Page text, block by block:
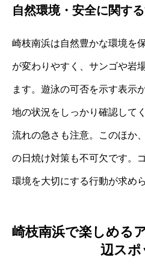
自然環境・安全に関す
崎枝南浜は自然豊かな環境を
が変わりやすく、サンゴや岩
ます。遊泳の可否を示す表示
地の状況をしっかり確認して
流れの急さも注意。このほか
の日焼け対策も不可欠です。
環境を大切にする行動が求め
崎枝南浜で楽しめる
辺スポ